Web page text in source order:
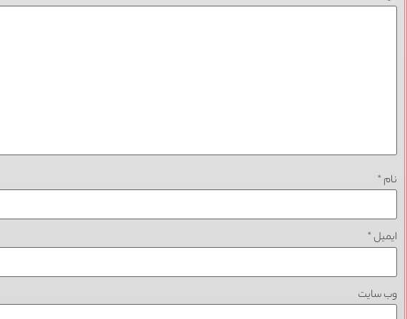
نام *
ایمیل*
وب‌ سایت